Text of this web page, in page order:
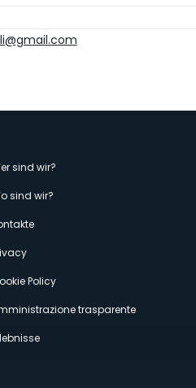
sind wir?
sind wir?
Policy
trasparente